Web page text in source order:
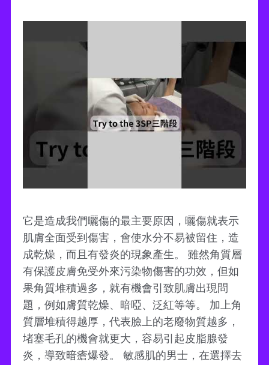
它是造成我們曬傷的最主要原因，曬傷就表示
肌膚全面受到傷害，會使水分不易被留住，造
成乾燥，而且有發炎的現象產生。 雖然角質層
有保護皮膚免受外來污染物傷害的功效，但如
果角質堆積過多，就有機會引致肌膚出現問
題，例如膚質乾燥、暗啞、泛紅等等。 加上角
質層堆積得越厚，代表臉上的老廢物質越多，
堵塞毛孔的機會就更大，容易引起皮脂腺發
炎，導致暗瘡爆發。 敏感肌的男士，在選擇去